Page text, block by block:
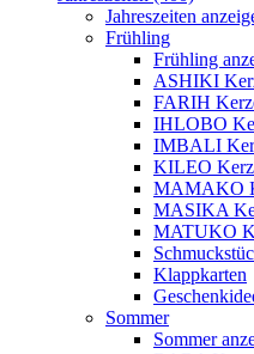
Jahreszeiten
Frühling
Frühling
ASHIKI
FARIH
IHLOBO
IMBALI
KILEO
MAMAKO
MASIKA
MATUKO
Klappkarten
Sommer
Sommer